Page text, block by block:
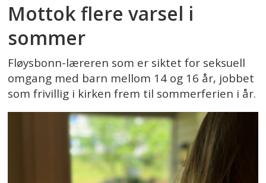
Mottok flere varsel i
sommer
Fløysbonn-læreren som er siktet for seksuell
omgang med barn mellom 14 og 16 år, jobbet
som frivillig i kirken frem til sommerferien i år.